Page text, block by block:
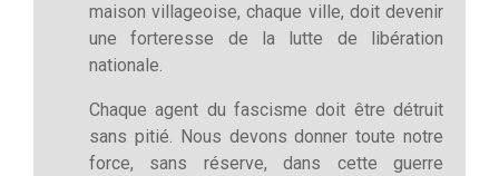
maison villageoise, chaque ville, doit devenir
une forteresse de la lutte de libération
nationale.
Chaque agent du fascisme doit être détruit
sans pitié. Nous devons donner toute notre
force, sans réserve, dans cette guerre